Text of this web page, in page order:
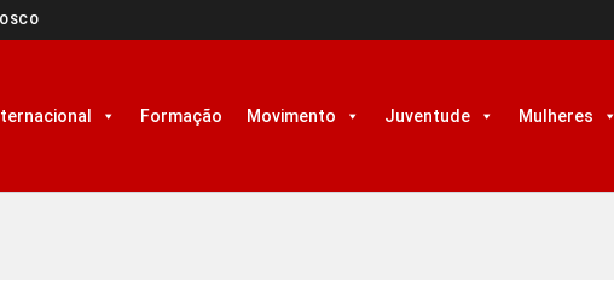
Formação Movimento Juventude Mulheres